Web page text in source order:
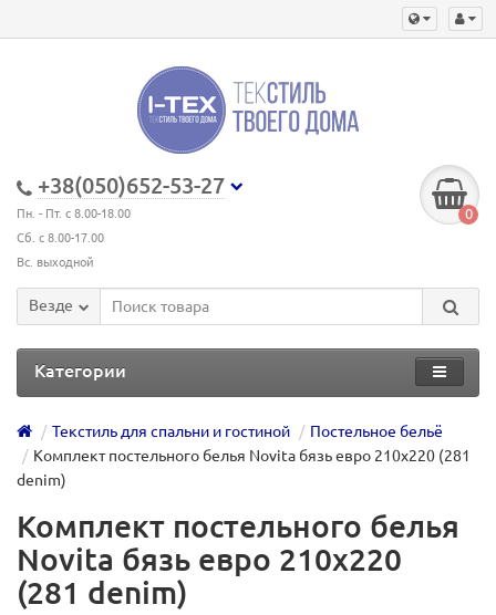
+38(050)652-53-27
Пн. - Пт. с 8.00-18.00
Сб. с 8.00-17.00
Вс. выходной
0
Везде
Категории
Текстиль для спальни и гостиной
Постельное бельё
Комплект постельного белья Novita бязь евро 210х220 (281
denim)
Комплект постельного белья
Novita бязь евро 210х220
(281 denim)